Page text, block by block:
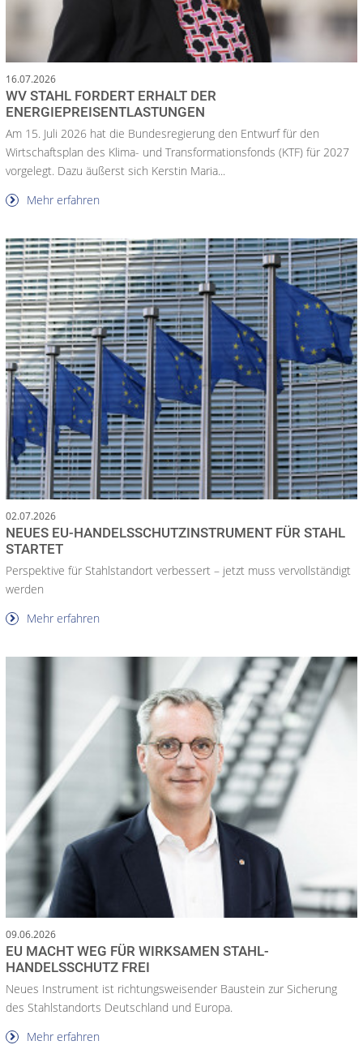
16.07.2026
WV STAHL FORDERT ERHALT DER
ENERGIEPREISENTLASTUNGEN
Am 15. Juli 2026 hat die Bundesregierung den Entwurf für den
Wirtschaftsplan des Klima- und Transformationsfonds (KTF) für 2027
vorgelegt. Dazu äußerst sich Kerstin Maria...
Mehr erfahren
02.07.2026
NEUES EU-HANDELS­SCHUTZ­INSTRUMENT FÜR STAHL
STARTET
Perspektive für Stahlstandort verbessert – jetzt muss vervollständigt
werden
Mehr erfahren
09.06.2026
EU MACHT WEG FÜR WIRKSAMEN STAHL-
HANDELSSCHUTZ FREI
Neues Instrument ist richtungsweisender Baustein zur Sicherung
des Stahlstandorts Deutschland und Europa.
Mehr erfahren